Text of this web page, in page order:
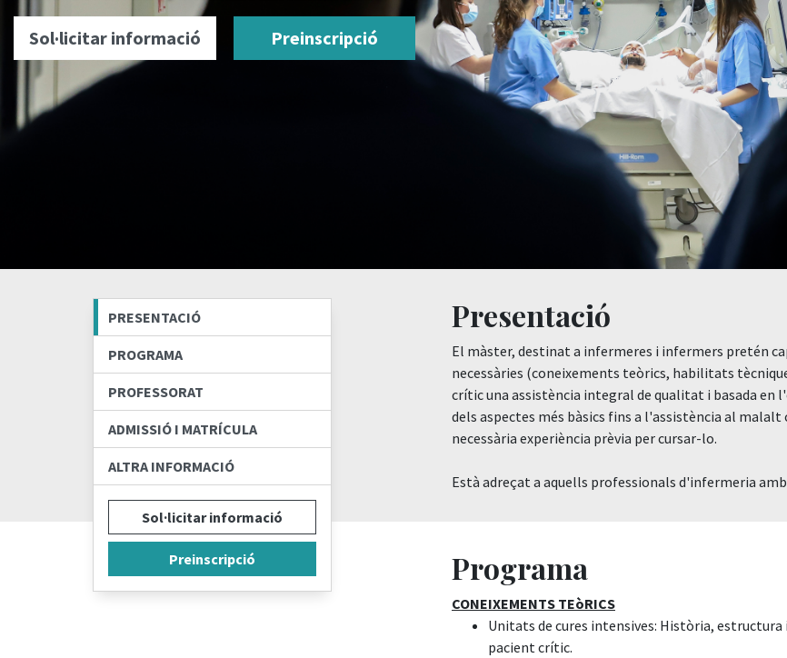
Sol·licitar informació Preinscripció
PRESENTACIÓ
PROGRAMA
PROFESSORAT
ADMISSIÓ I MATRÍCULA
ALTRA INFORMACIÓ
Sol·licitar informació
Preinscripció
Presentació
El màster, destinat a infermeres i infermers pretén
necessàries (coneixements teòrics, habilitats
crític una assistència integral de qualitat i basada en
dels aspectes més bàsics fins a l'assistència al
necessària experiència prèvia per cursar-lo.
Està adreçat a aquells professionals d'infermeria
Programa
CONEIXEMENTS TEòRICS
Unitats de cures intensives: Història,
pacient crític.